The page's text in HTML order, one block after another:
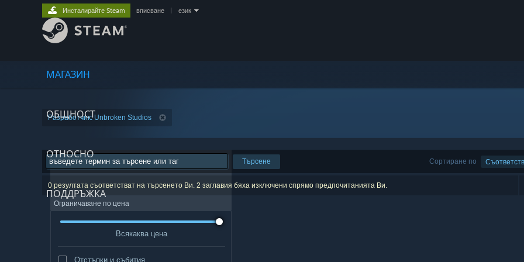
МАГАЗИН
ОБЩНОСТ
ОТНОСНО
ПОДДРЪЖКА
Инсталирайте Steam вписване език
Разработчик: Unbroken Studios
Сортиране по
Търсене
0 резултата съответстват на търсенето Ви. 2 заглавия бяха изключени спрямо предпочитанията Ви.
Ограничаване по цена
Всякаква цена
Отстъпки и събития